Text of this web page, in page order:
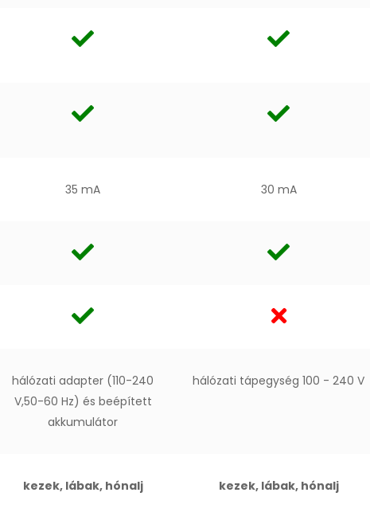
35 mA 30 mA
hálózati adapter (110-240
V,50-60 Hz) és beépített
akkumulátor
hálózati tápegység 100 - 240 V
kezek, lábak, hónalj kezek, lábak, hónalj